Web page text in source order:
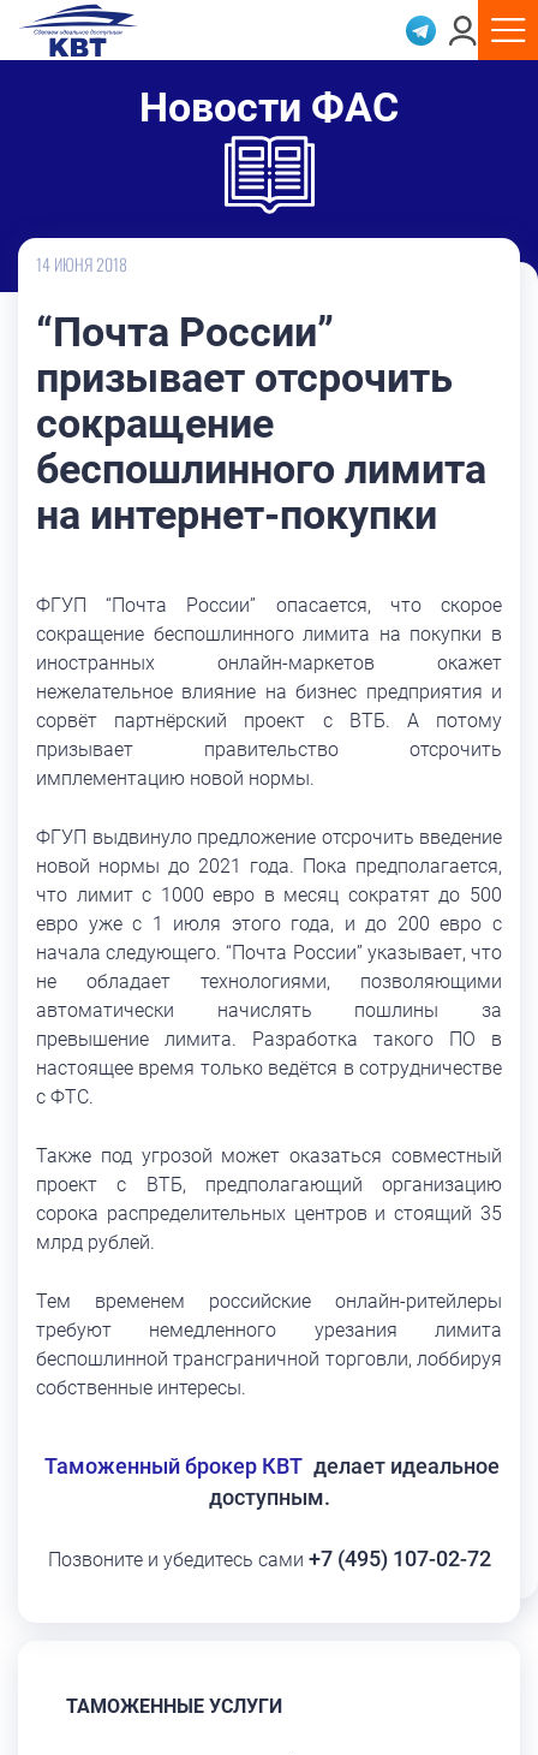
Новости ФАС
14 ИЮНЯ 2018
“Почта России”
призывает отсрочить
сокращение
беспошлинного лимита
на интернет-покупки
ФГУП “Почта России” опасается, что скорое
сокращение беспошлинного лимита на покупки в
иностранных онлайн-маркетов окажет
нежелательное влияние на бизнес предприятия и
сорвёт партнёрский проект с ВТБ. А потому
призывает правительство отсрочить
имплементацию новой нормы.
ФГУП выдвинуло предложение отсрочить введение
новой нормы до 2021 года. Пока предполагается,
что лимит с 1000 евро в месяц сократят до 500
евро уже с 1 июля этого года, и до 200 евро с
начала следующего. “Почта России” указывает, что
не обладает технологиями, позволяющими
автоматически начислять пошлины за
превышение лимита. Разработка такого ПО в
настоящее время только ведётся в сотрудничестве
с ФТС.
Также под угрозой может оказаться совместный
проект с ВТБ, предполагающий организацию
сорока распределительных центров и стоящий 35
млрд рублей.
Тем временем российские онлайн-ритейлеры
требуют немедленного урезания лимита
беспошлинной трансграничной торговли, лоббируя
собственные интересы.
Таможенный брокер КВТ делает идеальное
доступным.
Позвоните и убедитесь сами +7 (495) 107-02-72
ТАМОЖЕННЫЕ УСЛУГИ